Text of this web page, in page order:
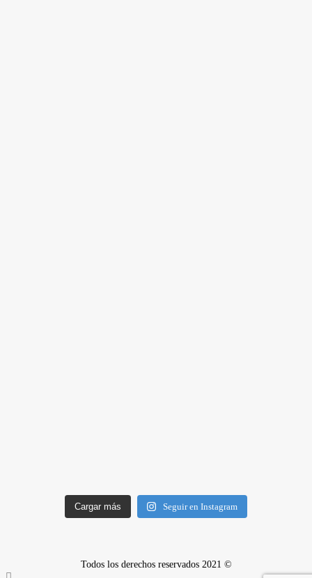
Cargar más Seguir en Instagram
Todos los derechos reservados 2021 ©